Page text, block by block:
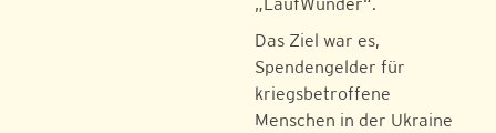
Das Ziel war es,
Spendengelder für
kriegsbetroffene
Menschen in der Ukraine